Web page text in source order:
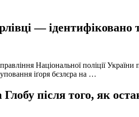
— ідентифіковано
Національної поліції
іґоря бєзлєра на …
після того, як